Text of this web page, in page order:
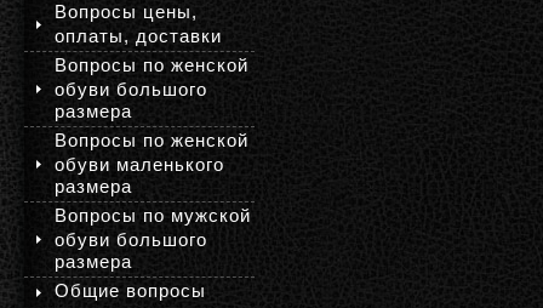
Вопросы цены,
оплаты, доставки
Вопросы по женской
обуви большого
размера
Вопросы по женской
обуви маленького
размера
Вопросы по мужской
обуви большого
размера
Общие вопросы